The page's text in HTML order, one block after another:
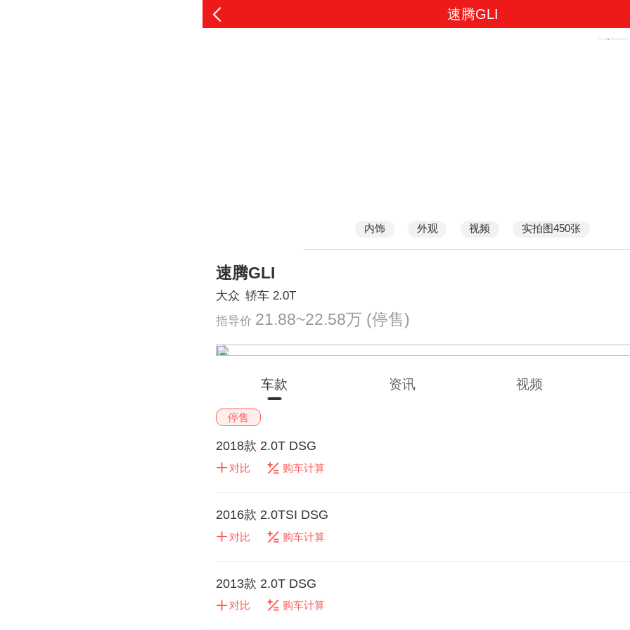
速腾GLI
内饰 外观 视频 实拍图450张
速腾GLI
大众 轿车 2.0T
指导价 21.88~22.58万 (停售)
车款 资讯 视频
停售
2018款 2.0T DSG
对比 购车计算
2016款 2.0TSI DSG
对比 购车计算
2013款 2.0T DSG
对比 购车计算